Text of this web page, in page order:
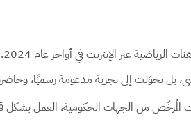
من الجهات الحكومية، العمل بشكل